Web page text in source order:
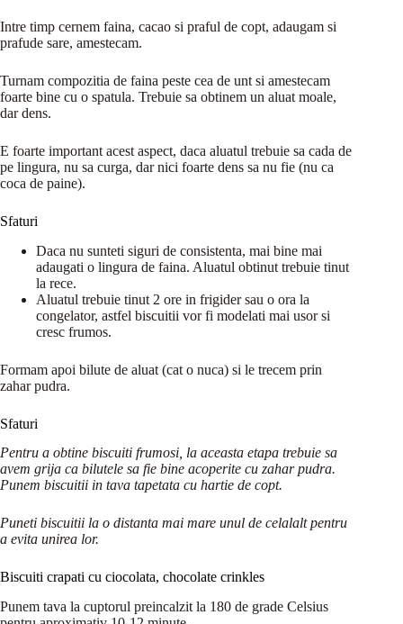
Intre timp cernem faina, cacao si praful de copt, adaugam si
prafude sare, amestecam.
Turnam compozitia de faina peste cea de unt si amestecam
foarte bine cu o spatula. Trebuie sa obtinem un aluat moale,
dar dens.
E foarte important acest aspect, daca aluatul trebuie sa cada de
pe lingura, nu sa curga, dar nici foarte dens sa nu fie (nu ca
coca de paine).
Sfaturi
Daca nu sunteti siguri de consistenta, mai bine mai
adaugati o lingura de faina. Aluatul obtinut trebuie tinut
la rece.
Aluatul trebuie tinut 2 ore in frigider sau o ora la
congelator, astfel biscuitii vor fi modelati mai usor si
cresc frumos.
Formam apoi bilute de aluat (cat o nuca) si le trecem prin
zahar pudra.
Sfaturi
Pentru a obtine biscuiti frumosi, la aceasta etapa trebuie sa
avem grija ca bilutele sa fie bine acoperite cu zahar pudra.
Punem biscuitii in tava tapetata cu hartie de copt.
Puneti biscuitii la o distanta mai mare unul de celalalt pentru
a evita unirea lor.
Biscuiti crapati cu ciocolata, chocolate crinkles
Punem tava la cuptorul preincalzit la 180 de grade Celsius